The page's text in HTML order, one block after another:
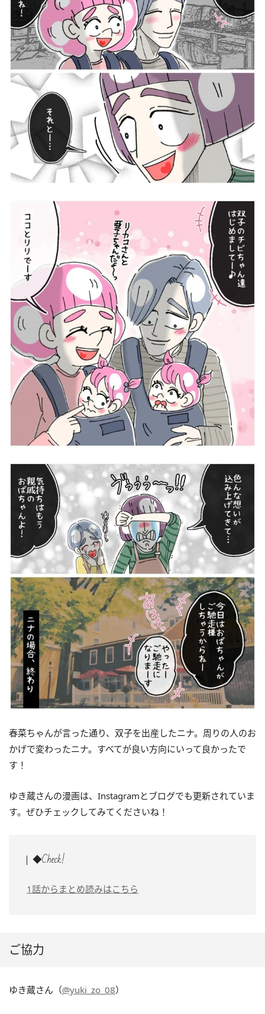
春菜ちゃんが言った通り、双子を出産したニナ。周りの人のお
かげで変わったニナ。すべてが良い方向にいって良かったで
す！
ゆき蔵さんの漫画は、Instagramとブログでも更新されていま
す。ぜひチェックしてみてくださいね！
◆Check!
1話からまとめ読みはこちら
ご協力
ゆき蔵さん（@yuki_zo_08）